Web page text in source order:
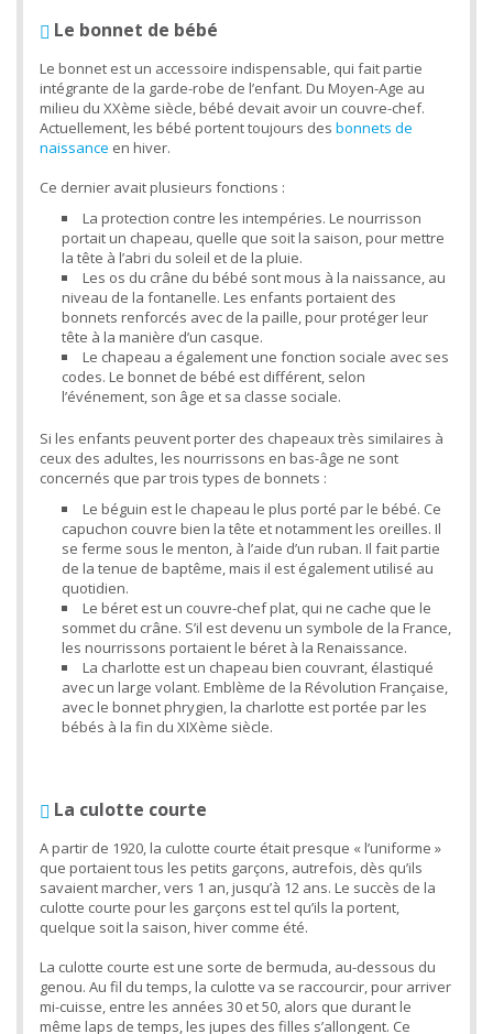
Le bonnet de bébé
Le bonnet est un accessoire indispensable, qui fait partie
intégrante de la garde-robe de l’enfant. Du Moyen-Age au
milieu du XXème siècle, bébé devait avoir un couvre-chef.
Actuellement, les bébé portent toujours des bonnets de
naissance en hiver.
Ce dernier avait plusieurs fonctions :
La protection contre les intempéries. Le nourrisson
portait un chapeau, quelle que soit la saison, pour mettre
la tête à l’abri du soleil et de la pluie.
Les os du crâne du bébé sont mous à la naissance, au
niveau de la fontanelle. Les enfants portaient des
bonnets renforcés avec de la paille, pour protéger leur
tête à la manière d’un casque.
Le chapeau a également une fonction sociale avec ses
codes. Le bonnet de bébé est différent, selon
l’événement, son âge et sa classe sociale.
Si les enfants peuvent porter des chapeaux très similaires à
ceux des adultes, les nourrissons en bas-âge ne sont
concernés que par trois types de bonnets :
Le béguin est le chapeau le plus porté par le bébé. Ce
capuchon couvre bien la tête et notamment les oreilles. Il
se ferme sous le menton, à l’aide d’un ruban. Il fait partie
de la tenue de baptême, mais il est également utilisé au
quotidien.
Le béret est un couvre-chef plat, qui ne cache que le
sommet du crâne. S’il est devenu un symbole de la France,
les nourrissons portaient le béret à la Renaissance.
La charlotte est un chapeau bien couvrant, élastiqué
avec un large volant. Emblème de la Révolution Française,
avec le bonnet phrygien, la charlotte est portée par les
bébés à la fin du XIXème siècle.
La culotte courte
A partir de 1920, la culotte courte était presque « l’uniforme »
que portaient tous les petits garçons, autrefois, dès qu’ils
savaient marcher, vers 1 an, jusqu’à 12 ans. Le succès de la
culotte courte pour les garçons est tel qu’ils la portent,
quelque soit la saison, hiver comme été.
La culotte courte est une sorte de bermuda, au-dessous du
genou. Au fil du temps, la culotte va se raccourcir, pour arriver
mi-cuisse, entre les années 30 et 50, alors que durant le
même laps de temps, les jupes des filles s’allongent. Ce